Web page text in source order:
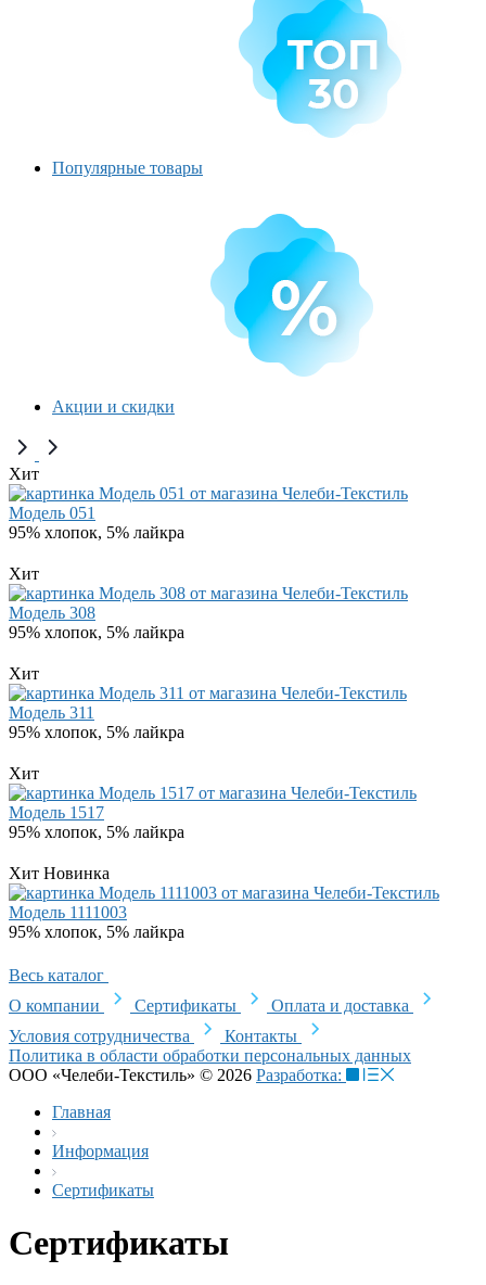
Популярные товары
Акции и скидки
Хит
Модель 051
95% хлопок, 5% лайкра
Хит
Модель 308
95% хлопок, 5% лайкра
Хит
Модель 311
95% хлопок, 5% лайкра
Хит
Модель 1517
95% хлопок, 5% лайкра
Хит Новинка
Модель 1111003
95% хлопок, 5% лайкра
Весь каталог
О компании
Сертификаты
Оплата и доставка
Условия сотрудничества
Контакты
Политика в области обработки персональных данных
ООО «Челеби-Текстиль» © 2026 Разработка:
Главная
Информация
Сертификаты
Сертификаты